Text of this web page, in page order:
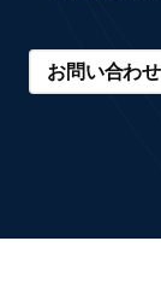
お問い合わせ